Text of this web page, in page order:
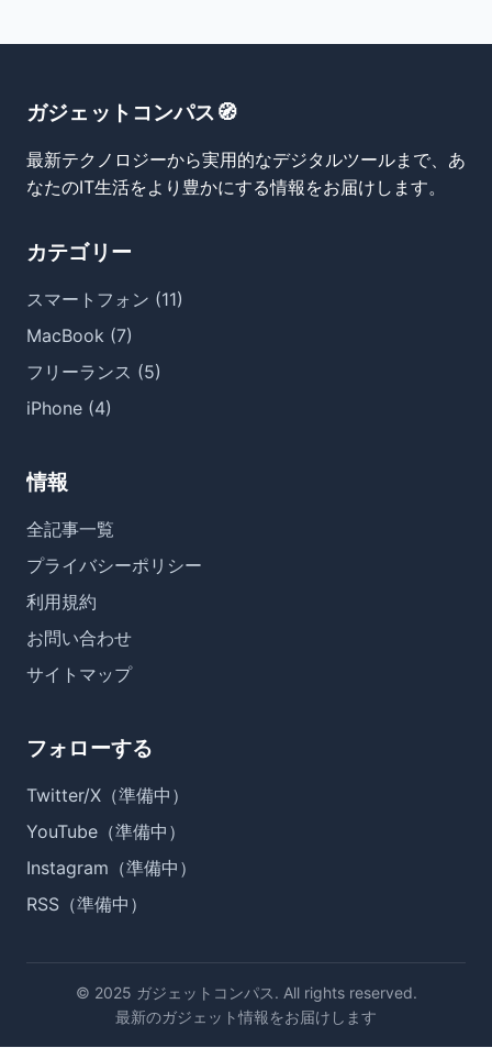
ガジェットコンパス🧭
最新テクノロジーから実用的なデジタルツールまで、あ
なたのIT生活をより豊かにする情報をお届けします。
カテゴリー
スマートフォン (11)
MacBook (7)
フリーランス (5)
iPhone (4)
情報
全記事一覧
プライバシーポリシー
利用規約
お問い合わせ
サイトマップ
フォローする
Twitter/X（準備中）
YouTube（準備中）
Instagram（準備中）
RSS（準備中）
© 2025 ガジェットコンパス. All rights reserved.
最新のガジェット情報をお届けします